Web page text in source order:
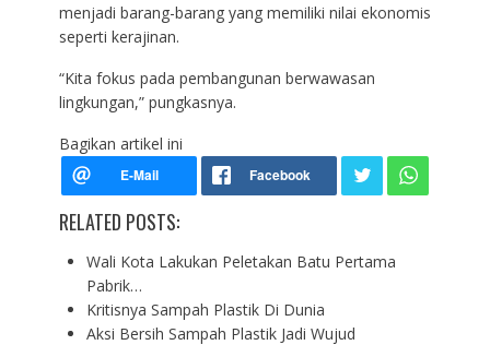
menjadi barang-barang yang memiliki nilai ekonomis
seperti kerajinan.
“Kita fokus pada pembangunan berwawasan
lingkungan,” pungkasnya.
Bagikan artikel ini
RELATED POSTS:
Wali Kota Lakukan Peletakan Batu Pertama
Pabrik…
Kritisnya Sampah Plastik Di Dunia
Aksi Bersih Sampah Plastik Jadi Wujud